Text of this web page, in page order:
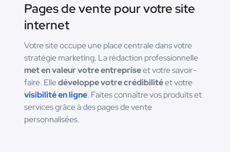
Pages de vente pour votre site
internet
Votre site occupe une place centrale dans votre
stratégie marketing. La rédaction professionnelle
met en valeur votre entrepriseet votre savoir-
faire. Elledéveloppe votre crédibilitéet votre
visibilité en ligne. Faites connaître vos produits et
services grâce à des pages de vente
personnalisées.